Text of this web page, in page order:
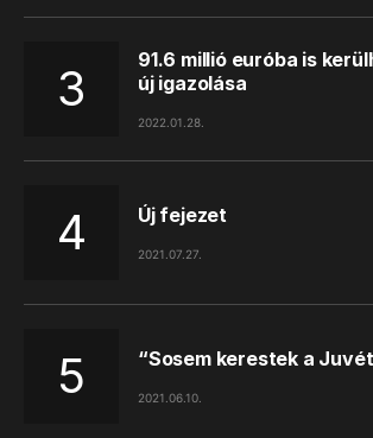
91.6 millió euróba is
új igazolása
2022.01.28.
Új fejezet
2021.07.27.
“Sosem kerestek a
2021.06.10.